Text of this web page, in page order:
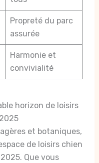
Propreté du parc
assurée
Harmonie et
convivialité
horizon de loisirs
et botaniques,
de loisirs chien
Que vous